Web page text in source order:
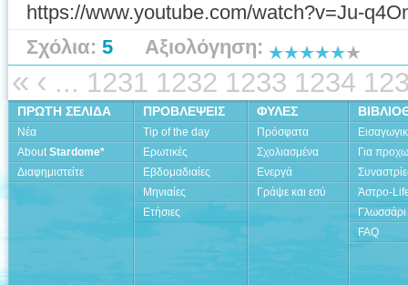
https://www.youtube.com/watch?v=Ju-
Σχόλια: 5 Αξιολόγηση:
« ‹ ... 1231 1232 1233 1234
ΠΡΩΤΗ ΣΕΛΙΔΑ
Νέα
AboutStardome*
Διαφημιστείτε
ΠΡΟΒΛΕΨΕΙΣ
Tip of the day
Ερωτικές
Εβδομαδιαίες
Μηνιαίες
Ετήσιες
ΦΥΛΕΣ
Πρόσφατα
Σχολιασμένα
Ενεργά
Γράψε και εσύ
Για
Άστρο-
Γλωσσάρι
FAQ